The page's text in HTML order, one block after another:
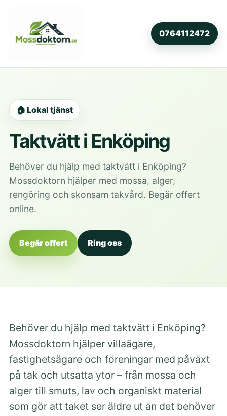
0764112472
🏠 Lokal tjänst
Taktvätt i Enköping
Behöver du hjälp med taktvätt i Enköping?
Mossdoktorn hjälper med mossa, alger,
rengöring och skonsam takvård. Begär offert
online.
Begär offert Ring oss
Behöver du hjälp med taktvätt i Enköping?
Mossdoktorn hjälper villaägare,
fastighetsägare och föreningar med påväxt
på tak och utsatta ytor – från mossa och
alger till smuts, lav och organiskt material
som gör att taket ser äldre ut än det behöver